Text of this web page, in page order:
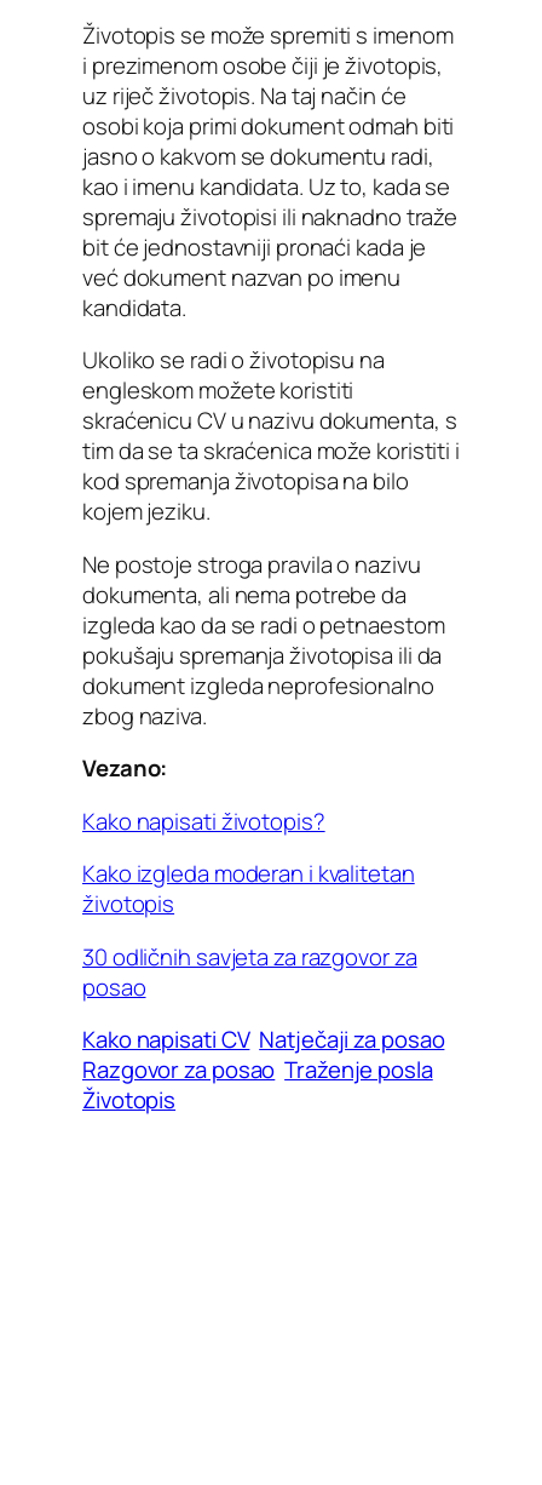
Životopis se može spremiti s imenom
i prezimenom osobe čiji je životopis,
uz riječ životopis. Na taj način će
osobi koja primi dokument odmah biti
jasno o kakvom se dokumentu radi,
kao i imenu kandidata. Uz to, kada se
spremaju životopisi ili naknadno traže
bit će jednostavniji pronaći kada je
već dokument nazvan po imenu
kandidata.
Ukoliko se radi o životopisu na
engleskom možete koristiti
skraćenicu CV u nazivu dokumenta, s
tim da se ta skraćenica može koristiti i
kod spremanja životopisa na bilo
kojem jeziku.
Ne postoje stroga pravila o nazivu
dokumenta, ali nema potrebe da
izgleda kao da se radi o petnaestom
pokušaju spremanja životopisa ili da
dokument izgleda neprofesionalno
zbog naziva.
Vezano:
Kako napisati životopis?
Kako izgleda moderan i kvalitetan
životopis
30 odličnih savjeta za razgovor za
posao
Kako napisati CV Natječaji za posao
Razgovor za posao Traženje posla
Životopis